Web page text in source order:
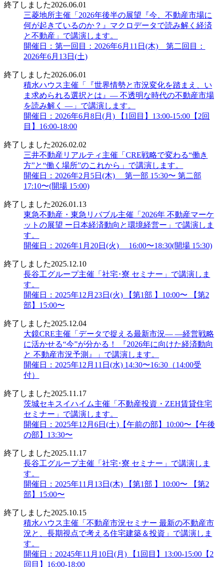
終了しました2026.06.01
三菱地所主催「2026年後半の展望『今、不動産市場に
何が起きているのか？』マクロデータで読み解く経済
と不動産」で講演します。
開催日：第一回目：2026年6月11日(木) 第二回目：
2026年6月13日(土)
終了しました2026.06.01
積水ハウス主催「『世界情勢と市況変化を踏まえ、い
ま求められる選択とは』― 不透明な時代の不動産市場
を読み解く ―」で講演します。
開催日：2026年6月8日(月) 【1回目】13:00-15:00【2回
目】16:00-18:00
終了しました2026.02.02
三井不動産リアルティ主催「CRE戦略で変わる“働き
方”と“働く場所”のこれから」で講演します。
開催日：2026年2月5日(木) 第一部 15:30〜 第二部
17:10〜(開場 15:00)
終了しました2026.01.13
東急不動産・東急リバブル主催「2026年 不動産マーケ
ットの展望 ー日本経済動向と環境経営ー」で講演しま
す。
開催日：2026年1月20日(火) 16:00〜18:30(開場 15:30)
終了しました2025.12.10
長谷工グループ主催「社宅･寮 セミナー」で講演しま
す。
開催日：2025年12月23日(火) 【第1部 】10:00〜 【第2
部】15:00〜
終了しました2025.12.04
大鏡CRE主催「データで捉える最新市況― ―経営戦略
に活かせる“今”が分かる！ 『2026年に向けた経済動向
と 不動産市況予測』」で講演します。
開催日：2025年12月11日(水) 14:30〜16:30（14:00受
付）
終了しました2025.11.17
茨城セキスイハイム主催「不動産投資・ZEH賃貸住宅
セミナー」で講演します。
開催日：2025年12月6日(土)【午前の部】10:00〜【午後
の部】13:30〜
終了しました2025.11.17
長谷工グループ主催「社宅･寮 セミナー」で講演しま
す。
開催日：2025年11月13日(木) 【第1部 】10:00〜 【第2
部】15:00〜
終了しました2025.10.15
積水ハウス主催「不動産市況セミナー 最新の不動産市
況と、長期視点で考える住宅建築＆投資」で講演しま
す。
開催日：20245年11月10日(月) 【1回目】13:00-15:00【2
回目】16:00-18:00